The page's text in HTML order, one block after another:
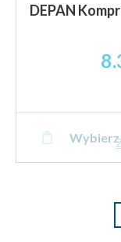
DEPAN
Wybierz